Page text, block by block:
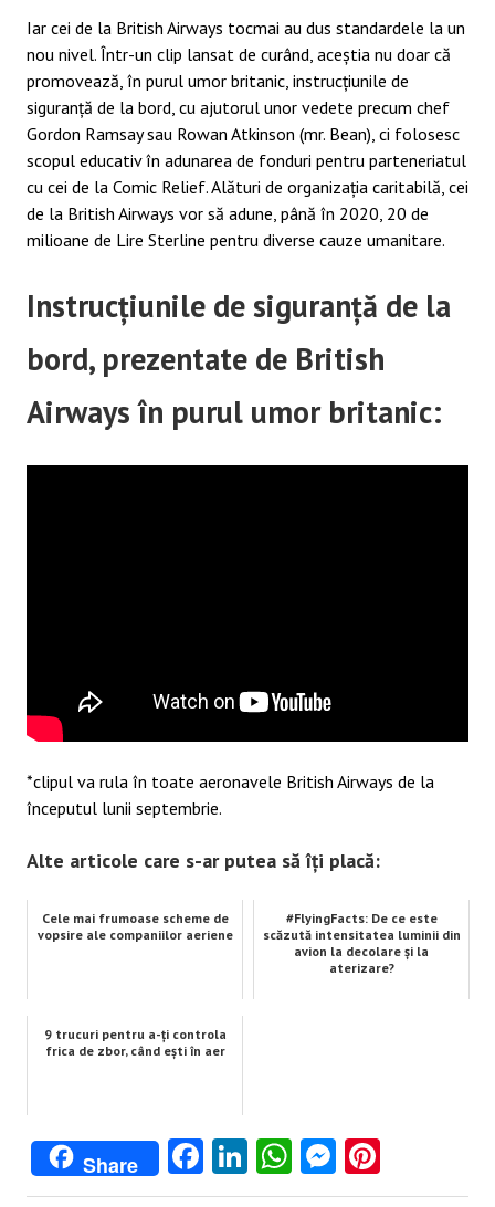
Iar cei de la British Airways tocmai au dus standardele la un
nou nivel. Într-un clip lansat de curând, aceștia nu doar că
promovează, în purul umor britanic, instrucțiunile de
siguranță de la bord, cu ajutorul unor vedete precum chef
Gordon Ramsay sau Rowan Atkinson (mr. Bean), ci folosesc
scopul educativ în adunarea de fonduri pentru parteneriatul
cu cei de la Comic Relief. Alături de organizația caritabilă, cei
de la British Airways vor să adune, până în 2020, 20 de
milioane de Lire Sterline pentru diverse cauze umanitare.
Instrucțiunile de siguranță de la
bord, prezentate de British
Airways în purul umor britanic:
*clipul va rula în toate aeronavele British Airways de la
începutul lunii septembrie.
Alte articole care s-ar putea să îți placă:
Cele mai frumoase scheme de
vopsire ale companiilor aeriene
#FlyingFacts: De ce este
scăzută intensitatea luminii din
avion la decolare și la
aterizare?
9 trucuri pentru a-ți controla
frica de zbor, când ești în aer
Share Facebook
LinkedIn
WhatsApp